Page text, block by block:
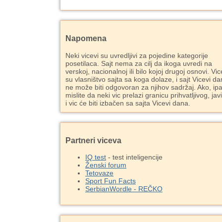
Napomena
Neki vicevi su uvredljivi za pojedine kategorije
posetilaca. Sajt nema za cilj da ikoga uvredi na
verskoj, nacionalnoj ili bilo kojoj drugoj osnovi.
su vlasništvo sajta sa koga dolaze, i sajt Vicevi
ne može biti odgovoran za njihov sadržaj. Ako,
mislite da neki vic prelazi granicu prihvatljivog,
i vic će biti izbačen sa sajta Vicevi dana.
Partneri viceva
IQ test - test inteligencije
Ženski forum
Tetovaze
Sport Fun Facts
SerbianWordle - REČKO